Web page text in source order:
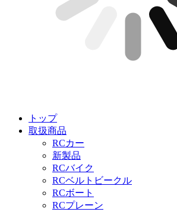
トップ
取扱商品
RCカー
新製品
RCバイク
RCベルトビークル
RCボート
RCプレーン